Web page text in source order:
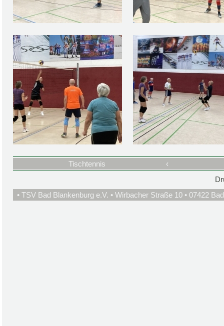
Tischtennis
‹
• TSV Bad Blankenburg e.V. • Wirbacher Straße 10 • 07422